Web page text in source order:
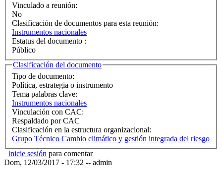
Vinculado a reunión:
No
Clasificación de documentos para esta reunión:
Instrumentos nacionales
Estatus del documento :
Público
Ocultar
Clasificación del documento
Tipo de documento:
Política, estrategia o instrumento
Tema palabras clave:
Instrumentos nacionales
Vinculación con CAC:
Respaldado por CAC
Clasificación en la estructura organizacional:
Grupo Técnico Cambio climático y gestión integrada del riesgo
Inicie sesión para comentar
Dom, 12/03/2017 - 17:32 -- admin